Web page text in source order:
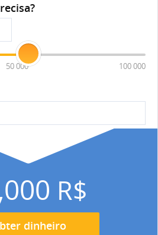
50 000 100 000
R$
dinheiro